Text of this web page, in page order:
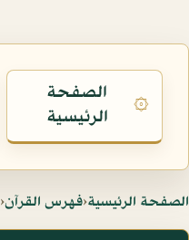
۞
الصفحة
الرئيسية
الصفحة الرئيسية‹فهرس القرآن‹